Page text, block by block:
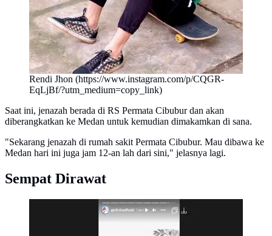
Rendi Jhon (https://www.instagram.com/p/CQGR-
EqLjBf/?utm_medium=copy_link)
Saat ini, jenazah berada di RS Permata Cibubur dan akan
diberangkatkan ke Medan untuk kemudian dimakamkan di sana.
"Sekarang jenazah di rumah sakit Permata Cibubur. Mau dibawa ke
Medan hari ini juga jam 12-an lah dari sini," jelasnya lagi.
Sempat Dirawat